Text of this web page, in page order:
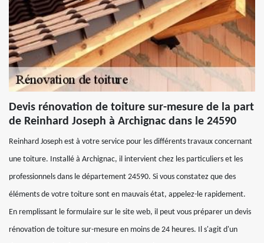
Devis rénovation de toiture sur-mesure de la part
de Reinhard Joseph à Archignac dans le 24590
Reinhard Joseph est à votre service pour les différents travaux concernant
une toiture. Installé à Archignac, il intervient chez les particuliers et les
professionnels dans le département 24590. Si vous constatez que des
éléments de votre toiture sont en mauvais état, appelez-le rapidement.
En remplissant le formulaire sur le site web, il peut vous préparer un devis
rénovation de toiture sur-mesure en moins de 24 heures. Il s'agit d'un